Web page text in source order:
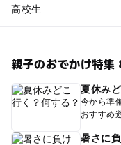
高校生
親子のおでかけ特集
夏休み
今から準
おすすめ
暑さに